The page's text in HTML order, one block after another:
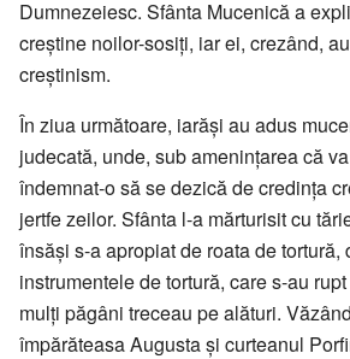
Dumnezeiesc. Sfânta Mucenică a
creștine noilor-sosiți, iar ei, crezând,
creștinism.
În ziua următoare, iarăși au adus
judecată, unde, sub amenințarea că
îndemnat-o să se dezică de credința
jertfe zeilor. Sfânta l-a mărturisit cu
însăși s-a apropiat de roata de tortură,
instrumentele de tortură, care s-au
mulți păgâni treceau pe alături.
împărăteasa Augusta și curteanul